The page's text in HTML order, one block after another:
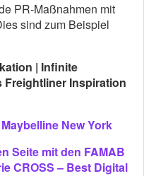
PR-Maßnahmen mit
sind zum Beispiel
| Infinite
Freightliner Inspiration
New York
Seite mit den FAMAB
CROSS – Best Digital